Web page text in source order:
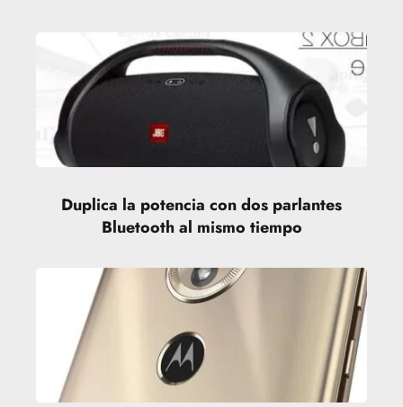
Duplica la potencia con dos parlantes
Bluetooth al mismo tiempo